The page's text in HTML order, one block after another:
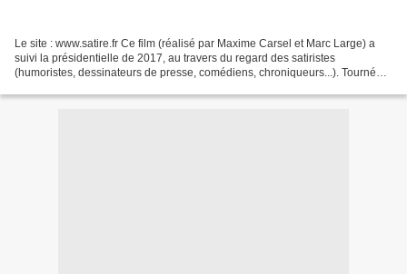
Le site : www.satire.fr Ce film (réalisé par Maxime Carsel et Marc Large) a
suivi la présidentielle de 2017, au travers du regard des satiristes
(humoristes, dessinateurs de presse, comédiens, chroniqueurs...). Tourné